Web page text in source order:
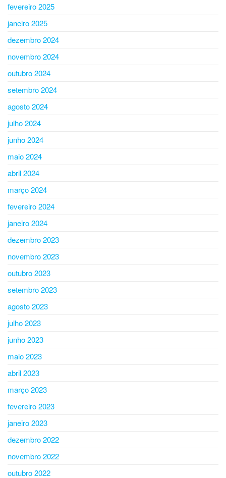
fevereiro 2025
janeiro 2025
dezembro 2024
novembro 2024
outubro 2024
setembro 2024
agosto 2024
julho 2024
junho 2024
maio 2024
abril 2024
março 2024
fevereiro 2024
janeiro 2024
dezembro 2023
novembro 2023
outubro 2023
setembro 2023
agosto 2023
julho 2023
junho 2023
maio 2023
abril 2023
março 2023
fevereiro 2023
janeiro 2023
dezembro 2022
novembro 2022
outubro 2022